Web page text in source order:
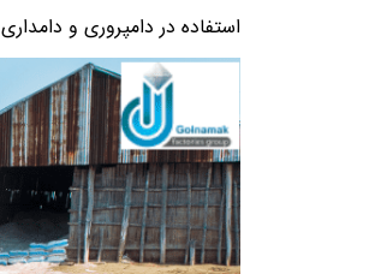
استفاده در دامپروری و دامداری